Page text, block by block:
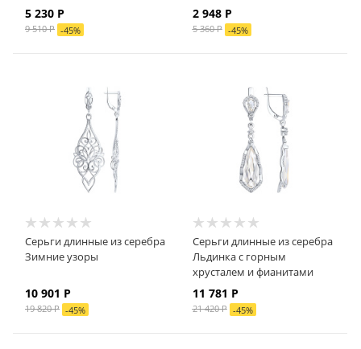
5 230 Р
9 510Р -45%
2 948Р
5 360Р -45%
Серьги длинные из серебра
Зимние узоры
10 901 Р
19 820Р -45%
Серьги длинные из серебра
Льдинка с горным
хрусталем и фианитами
11 781 Р
21 420Р -45%